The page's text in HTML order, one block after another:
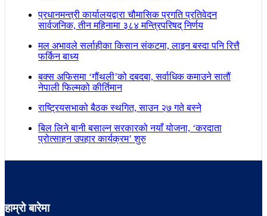
प्रधानमन्त्री कार्यालयद्वारा चौमासिक प्रगति प्रतिवेदन
सार्वजनिक, तीन महिनामा ३८४ मन्त्रिपरिषद् निर्णय
मल अभावले सर्लाहीका किसान संकटमा, लाइन बस्दा पनि रित्तै
फर्किन बाध्य
बक्स अफिसमा ‘गौंथली’को दबदबा, सर्वाधिक कमाउने सातौं
नेपाली फिल्मको कीर्तिमान
राष्ट्रियसभाको बैठक स्थगित, साउन २७ गते बस्ने
बिल लिने बानी बसाल्न सरकारको नयाँ योजना, ‘करदाता
प्रोत्साहन उपहार कार्यक्रम’ शुरु
हाम्रो बारेमा